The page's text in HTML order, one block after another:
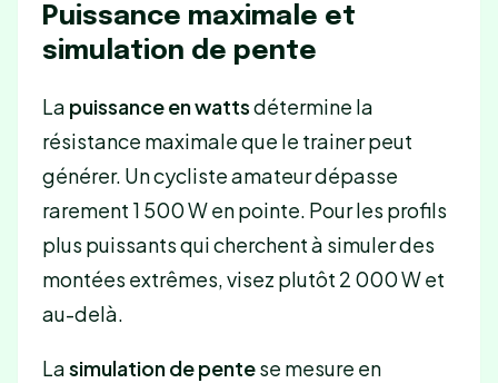
Puissance maximale et
simulation de pente
La puissance en wattsdétermine la
résistance maximale que le trainer peut
générer. Un cycliste amateur dépasse
rarement 1 500 W en pointe. Pour les profils
plus puissants qui cherchent à simuler des
montées extrêmes, visez plutôt 2 000 W et
au-delà.
Lasimulation de pentese mesure en